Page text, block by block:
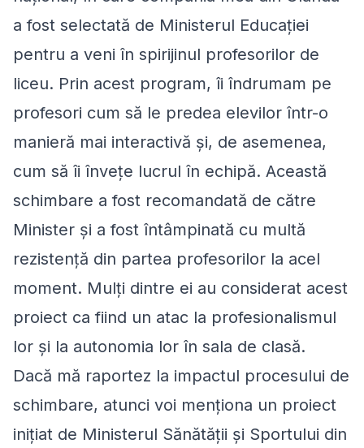
a fost selectată de Ministerul Educației
pentru a veni în spirijinul profesorilor de
liceu. Prin acest program, îi îndrumam pe
profesori cum să le predea elevilor într-o
manieră mai interactivă și, de asemenea,
cum să îi învețe lucrul în echipă. Această
schimbare a fost recomandată de către
Minister și a fost întâmpinată cu multă
rezistență din partea profesorilor la acel
moment. Mulți dintre ei au considerat acest
proiect ca fiind un atac la profesionalismul
lor și la autonomia lor în sala de clasă.
Dacă mă raportez la impactul procesului de
schimbare, atunci voi menționa un proiect
inițiat de Ministerul Sănătății și Sportului din